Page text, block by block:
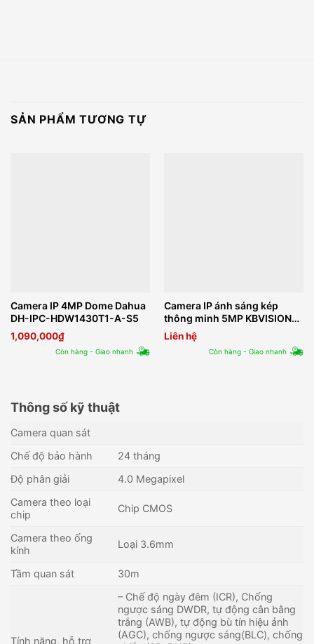
SẢN PHẨM TƯƠNG TỰ
Camera IP 4MP Dome Dahua
DH-IPC-HDW1430T1-A-S5
1,090,000₫
Còn hàng - Giao nhanh
Camera IP ánh sáng kép
thông minh 5MP KBVISION
KX-CAiF5003N-DL-AB
Liên hệ
Còn hàng - Giao nhanh
Thông số kỹ thuật
Camera quan sát
Chế độ bảo hành
24 tháng
Độ phân giải
4.0 Megapixel
Camera theo loại
chip
Chip CMOS
Camera theo ống
kính
Loại 3.6mm
Tầm quan sát 30m
Tính năng, hỗ trợ
– Chế độ ngày đêm (ICR), Chống
ngược sáng DWDR, tự động cân bằng
trắng (AWB), tự động bù tín hiệu ảnh
(AGC), chống ngược sáng(BLC), chống